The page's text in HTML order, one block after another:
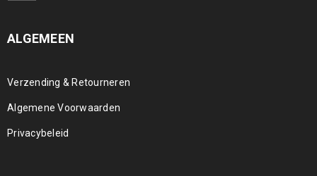
ALGEMEEN
Verzending & Retourneren
Algemene Voorwaarden
Privacybeleid